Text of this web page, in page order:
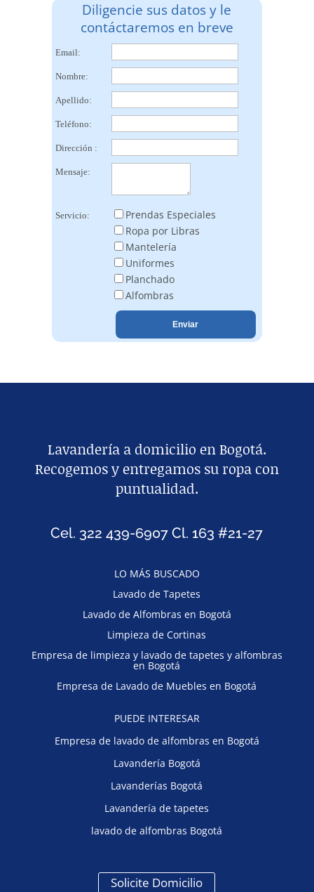
Diligencie sus datos y le
contáctaremos en breve
Email:
Nombre:
Apellido:
Teléfono:
Dirección :
Mensaje:
Servicio:
Prendas Especiales
Ropa por Libras
Mantelería
Uniformes
Planchado
Alfombras
Lavandería a domicilio en Bogotá.
Recogemos y entregamos su ropa con
puntualidad.
Cel. 322 439-6907 Cl. 163 #21-27
LO MÁS BUSCADO
Lavado de Tapetes
Lavado de Alfombras en Bogotá
Limpieza de Cortinas
Empresa de limpieza y lavado de tapetes y alfombras
en Bogotá
Empresa de Lavado de Muebles en Bogotá
PUEDE INTERESAR
Empresa de lavado de alfombras en Bogotá
Lavandería Bogotá
Lavanderías Bogotá
Lavandería de tapetes
lavado de alfombras Bogotá
Solicite Domicilio